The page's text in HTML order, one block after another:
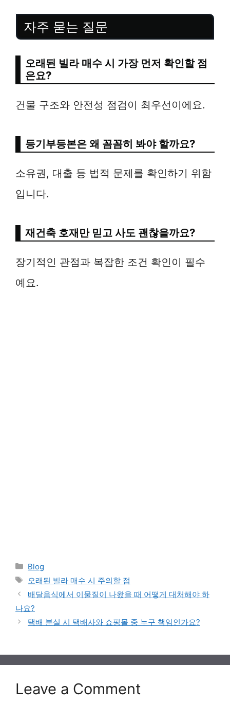
자주 묻는 질문
오래된 빌라 매수 시 가장 먼저 확인할 점
은요?
건물 구조와 안전성 점검이 최우선이에요.
등기부등본은 왜 꼼꼼히 봐야 할까요?
소유권, 대출 등 법적 문제를 확인하기 위함
입니다.
재건축 호재만 믿고 사도 괜찮을까요?
장기적인 관점과 복잡한 조건 확인이 필수
예요.
Categories
Blog
Tags
오래된 빌라 매수 시 주의할 점
배달음식에서 이물질이 나왔을 때 어떻게 대처해야 하
나요?
택배 분실 시 택배사와 쇼핑몰 중 누구 책임인가요?
Leave a Comment